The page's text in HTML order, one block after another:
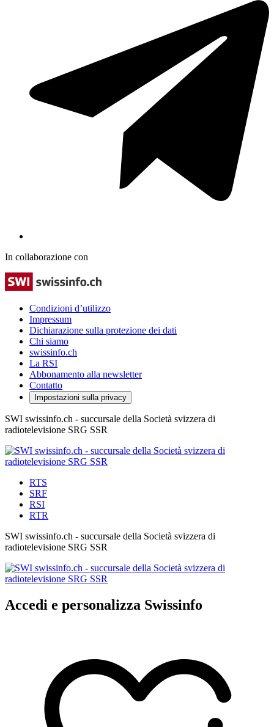
In collaborazione con
Condizioni d’utilizzo
Impressum
Dichiarazione sulla protezione dei dati
Chi siamo
swissinfo.ch
La RSI
Abbonamento alla newsletter
Contatto
Impostazioni sulla privacy
SWI swissinfo.ch - succursale della Società svizzera di
radiotelevisione SRG SSR
RTS
SRF
RSI
RTR
SWI swissinfo.ch - succursale della Società svizzera di
radiotelevisione SRG SSR
Accedi e personalizza Swissinfo